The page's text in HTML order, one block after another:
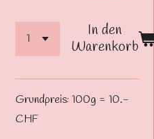
In den
Warenkorb
Grundpreis: 100g = 10.-
CHF